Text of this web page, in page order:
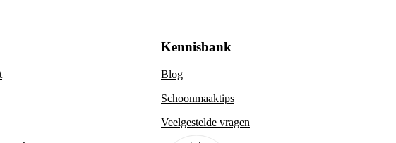
Kennisbank
Blog
Schoonmaaktips
Veelgestelde vragen